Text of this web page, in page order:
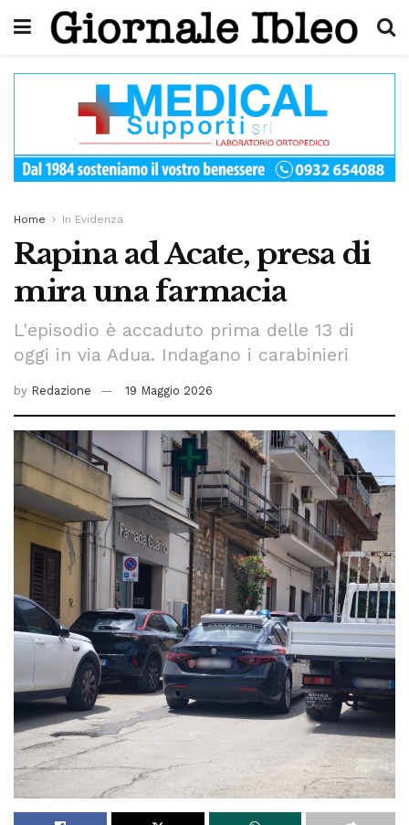
Home In Evidenza
Rapina ad Acate, presa di
mira una farmacia
L'episodio è accaduto prima delle 13 di
oggi in via Adua. Indagano i carabinieri
by Redazione 19 Maggio 2026